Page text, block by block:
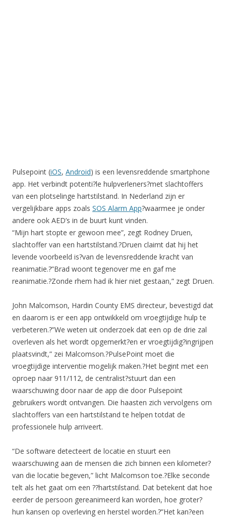
Pulsepoint (iOS, Android) is een levensreddende smartphone
app. Het verbindt potenti?le hulpverleners?met slachtoffers
van een plotselinge hartstilstand. In Nederland zijn er
vergelijkbare apps zoals SOS Alarm App?waarmee je onder
andere ook AED’s in de buurt kunt vinden.
“Mijn hart stopte er gewoon mee”, zegt Rodney Druen,
slachtoffer van een hartstilstand.?Druen claimt dat hij het
levende voorbeeld is?van de levensreddende kracht van
reanimatie.?”Brad woont tegenover me en gaf me
reanimatie.?Zonde rhem had ik hier niet gestaan,” zegt Druen.
John Malcomson, Hardin County EMS directeur, bevestigd dat
en daarom is er een app ontwikkeld om vroegtijdige hulp te
verbeteren.?”We weten uit onderzoek dat een op de drie zal
overleven als het wordt opgemerkt?en er vroegtijdig?ingrijpen
plaatsvindt,” zei Malcomson.?PulsePoint moet die
vroegtijdige interventie mogelijk maken.?Het begint met een
oproep naar 911/112, de centralist?stuurt dan een
waarschuwing door naar de app die door Pulsepoint
gebruikers wordt ontvangen. Die haasten zich vervolgens om
slachtoffers van een hartstilstand te helpen totdat de
professionele hulp arriveert.
“De software detecteert de locatie en stuurt een
waarschuwing aan de mensen die zich binnen een kilometer?
van die locatie begeven,” licht Malcomson toe.?Elke seconde
telt als het gaat om een ??hartstilstand. Dat betekent dat hoe
eerder de persoon gereanimeerd kan worden, hoe groter?
hun kansen op overleving en herstel worden.?”Het kan?een